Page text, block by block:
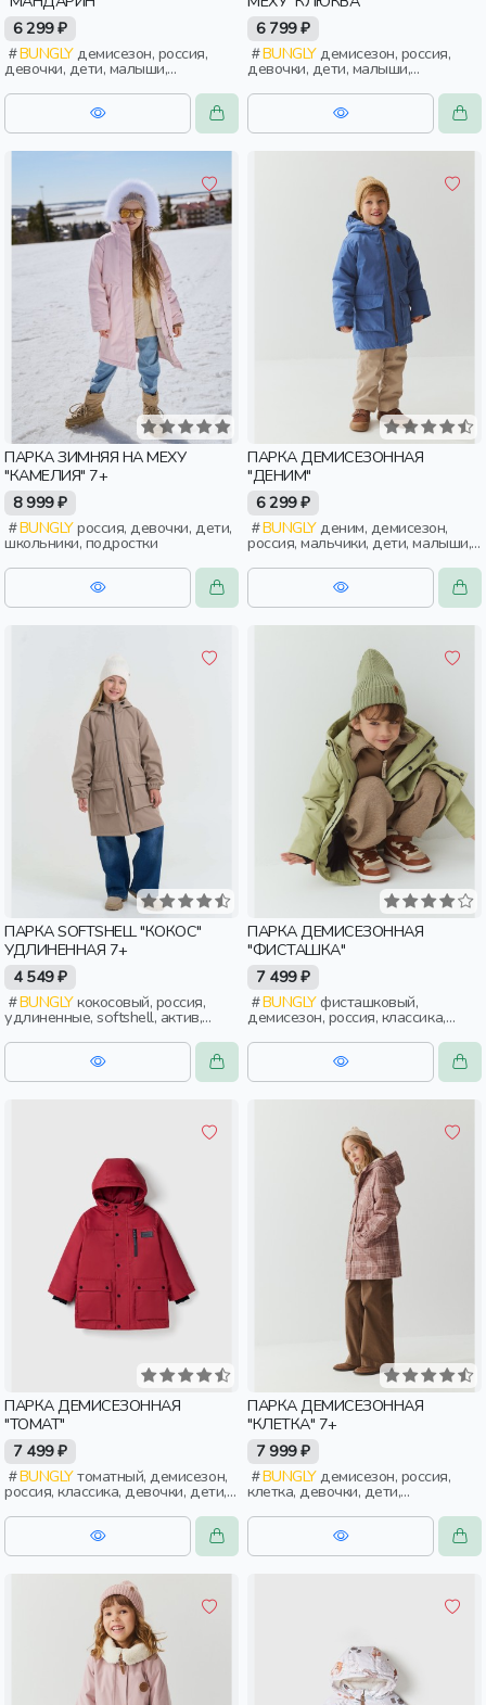
6 299 ₽
BUNGLYдемисезон, россия,
девочки, дети, малыши,
6 799 ₽
BUNGLYдемисезон, россия,
девочки, дети, малыши,
ПАРКА ЗИМНЯЯ НА МЕХУ
"КАМЕЛИЯ" 7+
8 999 ₽
BUNGLYроссия, девочки, дети,
школьники, подростки
ПАРКА ДЕМИСЕЗОННАЯ
"ДЕНИМ"
6 299 ₽
BUNGLYденим, демисезон,
россия, мальчики, дети, малыши,
дошкольники
ПАРКА SOFTSHELL "КОКОС"
УДЛИНЕННАЯ 7+
4 549 ₽
BUNGLYкокосовый, россия,
удлиненные, softshell, актив,
девочки, дети, школьники,
подростки
ПАРКА ДЕМИСЕЗОННАЯ
"ФИСТАШКА"
7 499 ₽
BUNGLYфисташковый,
демисезон, россия, классика,
мальчики, дети, малыши,
дошкольники
ПАРКА ДЕМИСЕЗОННАЯ
"ТОМАТ"
7 499 ₽
BUNGLYтоматный, демисезон,
россия, классика, девочки, дети,
малыши, дошкольники
ПАРКА ДЕМИСЕЗОННАЯ
"КЛЕТКА" 7+
7 999 ₽
BUNGLYдемисезон, россия,
клетка, девочки, дети,